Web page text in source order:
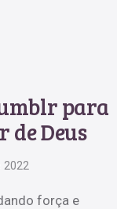
para
de Deus
2022
força e